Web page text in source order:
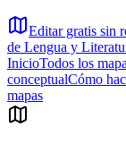
Editar gratis sin
de Lengua y
InicioTodos los
conceptualCómo
mapas